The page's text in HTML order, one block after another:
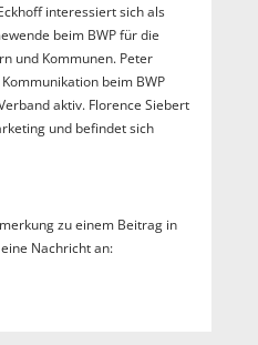
interessiert sich als
beim BWP für die
und Kommunen. Peter
beim BWP
aktiv. Florence Siebert
und befindet sich
zu einem Beitrag in
Nachricht an: